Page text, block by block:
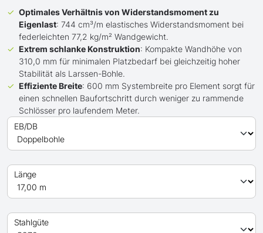
Optimales Verhältnis von Widerstandsmoment zu
Eigenlast: 744 cm³/m elastisches Widerstandsmoment bei
federleichten 77,2 kg/m² Wandgewicht.
Extrem schlanke Konstruktion: Kompakte Wandhöhe von
310,0 mm für minimalen Platzbedarf bei gleichzeitig hoher
Stabilität als Larssen-Bohle.
Effiziente Breite: 600 mm Systembreite pro Element sorgt für
einen schnellen Baufortschritt durch weniger zu rammende
Schlösser pro laufendem Meter.
EB/DB
Länge
Stahlgüte